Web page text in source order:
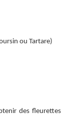
ou Tartare)
des fleurettes